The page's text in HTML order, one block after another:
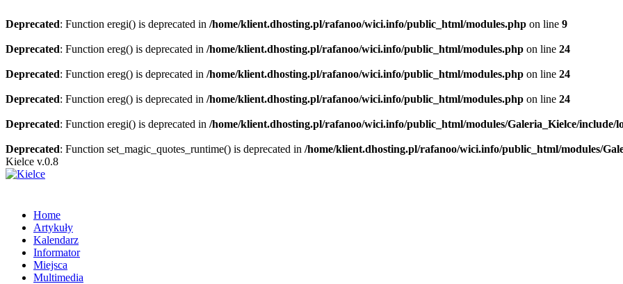
Deprecated: Function eregi() is deprecated in /home/klient.dhosting.pl/rafanoo/wici.info/public_html/modules.php on line 9
Deprecated: Function ereg() is deprecated in /home/klient.dhosting.pl/rafanoo/wici.info/public_html/modules.php on line 24
Deprecated: Function ereg() is deprecated in /home/klient.dhosting.pl/rafanoo/wici.info/public_html/modules.php on line 24
Deprecated: Function ereg() is deprecated in /home/klient.dhosting.pl/rafanoo/wici.info/public_html/modules.php on line 24
Deprecated: Function eregi() is deprecated in /home/klient.dhosting.pl/rafanoo/wici.info/public_html/modules/Galeria_Kielce/include/
Deprecated: Function set_magic_quotes_runtime() is deprecated in /home/klient.dhosting.pl/rafanoo/wici.info/public_html/modules/
Kielce v.0.8
Home
Artykuły
Kalendarz
Informator
Miejsca
Multimedia